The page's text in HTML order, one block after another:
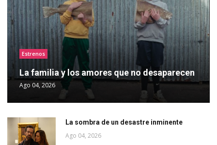
Estrenos
La familia y los amores que no desaparecen
Ago 04, 2026
La sombra de un desastre inminente
Ago 04, 2026